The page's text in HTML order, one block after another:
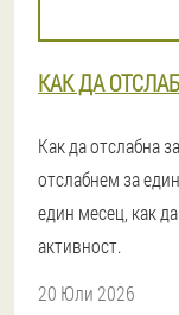
КАК ДА
Как да отслабна
отслабнем за
един месец, как
активност.
20 Юли 2026